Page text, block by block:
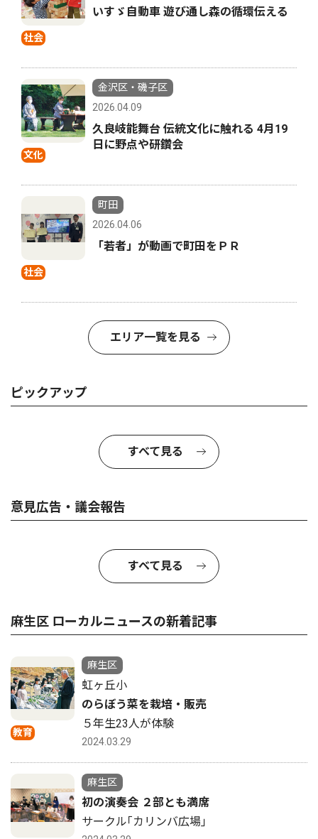
社会
いすゞ自動車 遊び通し森の循環伝える
文化
金沢区・磯子区
2026.04.09
久良岐能舞台 伝統文化に触れる 4月19
日に野点や研鑽会
社会
町田
2026.04.06
「若者」が動画で町田をＰＲ
エリア一覧を見る
ピックアップ
すべて見る
意見広告・議会報告
すべて見る
麻生区 ローカルニュースの新着記事
教育
麻生区
虹ヶ丘小
のらぼう菜を栽培・販売
５年生23人が体験
2024.03.29
麻生区
初の演奏会 ２部とも満席
サークル｢カリンバ広場｣